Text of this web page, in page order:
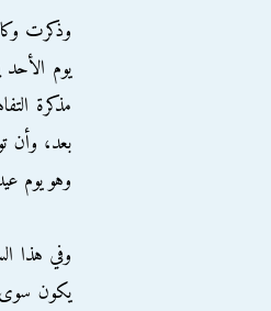
وذكرت
يوم
مذكرة
وهو يوم
وفي هذا
يكون سوى